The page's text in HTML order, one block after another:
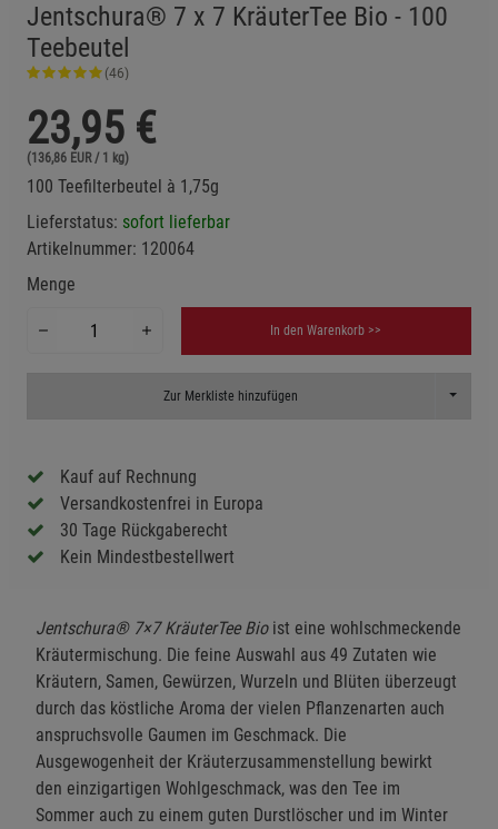
Jentschura® 7 x 7 KräuterTee Bio - 100
Teebeutel
(46)
23,95 €
(136,86 EUR / 1 kg)
100 Teefilterbeutel à 1,75g
Lieferstatus: sofort lieferbar
Artikelnummer: 120064
Menge
In den Warenkorb >>
Zur Merkliste hinzufügen Toggle
Kauf auf Rechnung
Versandkostenfrei in Europa
30 Tage Rückgaberecht
Kein Mindestbestellwert
Jentschura® 7×7 KräuterTee Bioist eine wohlschmeckende
Kräutermischung. Die feine Auswahl aus 49 Zutaten wie
Kräutern, Samen, Gewürzen, Wurzeln und Blüten überzeugt
durch das köstliche Aroma der vielen Pflanzenarten auch
anspruchsvolle Gaumen im Geschmack. Die
Ausgewogenheit der Kräuterzusammenstellung bewirkt
den einzigartigen Wohlgeschmack, was den Tee im
Sommer auch zu einem guten Durstlöscher und im Winter